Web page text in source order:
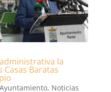
la
Baratas
Ayuntamiento, Noticias